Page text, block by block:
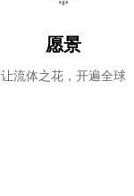
愿景
让流体之花，开遍全球